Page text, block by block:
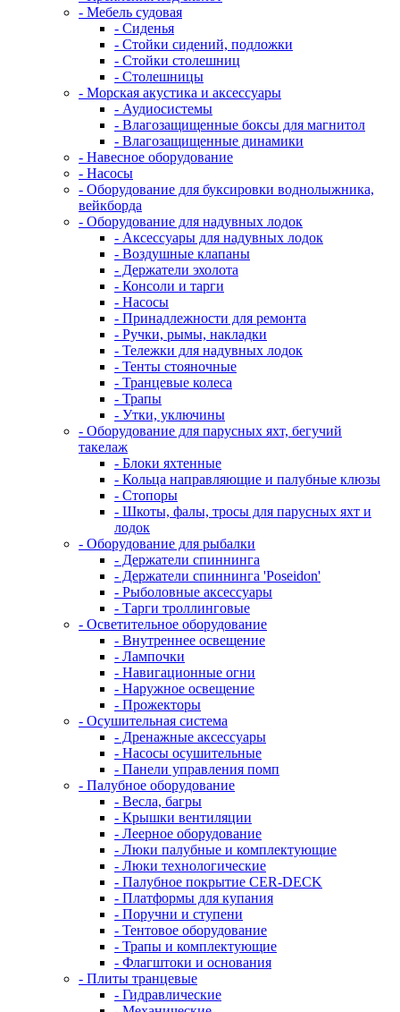
- Мебель судовая
- Сиденья
- Стойки сидений, подложки
- Стойки столешниц
- Столешницы
- Морская акустика и аксессуары
- Аудиосистемы
- Влагозащищенные боксы для магнитол
- Влагозащищенные динамики
- Навесное оборудование
- Насосы
- Оборудование для буксировки воднолыжника,
вейкборда
- Оборудование для надувных лодок
- Аксессуары для надувных лодок
- Воздушные клапаны
- Держатели эхолота
- Консоли и тарги
- Насосы
- Принадлежности для ремонта
- Ручки, рымы, накладки
- Тележки для надувных лодок
- Тенты стояночные
- Транцевые колеса
- Трапы
- Утки, уключины
- Оборудование для парусных яхт, бегучий
такелаж
- Блоки яхтенные
- Кольца направляющие и палубные клюзы
- Стопоры
- Шкоты, фалы, тросы для парусных яхт и
лодок
- Оборудование для рыбалки
- Держатели спиннинга
- Держатели спиннинга 'Poseidon'
- Рыболовные аксессуары
- Тарги троллинговые
- Осветительное оборудование
- Внутреннее освещение
- Лампочки
- Навигационные огни
- Наружное освещение
- Прожекторы
- Осушительная система
- Дренажные аксессуары
- Насосы осушительные
- Панели управления помп
- Палубное оборудование
- Весла, багры
- Крышки вентиляции
- Леерное оборудование
- Люки палубные и комплектующие
- Люки технологические
- Палубное покрытие CER-DECK
- Платформы для купания
- Поручни и ступени
- Тентовое оборудование
- Трапы и комплектующие
- Флагштоки и основания
- Плиты транцевые
- Гидравлические